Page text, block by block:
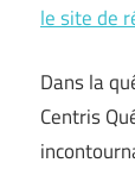
le site de
Dans la
Centris